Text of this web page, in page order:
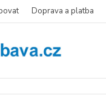
Doprava a platba